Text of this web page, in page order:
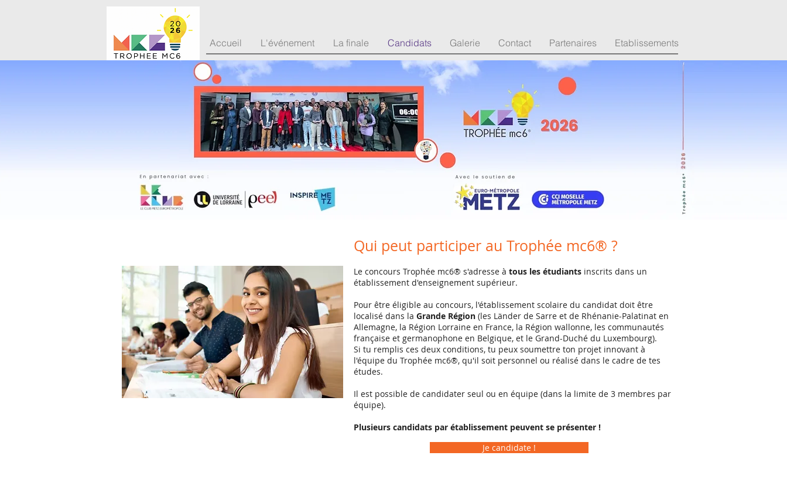
Accueil L'événement La finale Candidats Galerie Contact Partenaires Etablissements
CANDIDATS
Qui peut participer au Trophée mc6® ?
Le concours Trophée mc6® s'adresse à tous les étudiants inscrits dans un
établissement d'enseignement supérieur.
Pour être éligible au concours, l'établissement scolaire du candidat doit être
localisé dans la Grande Région (les Länder de Sarre et de Rhénanie-Palatinat en
Allemagne, la Région Lorraine en France, la Région wallonne, les communautés
française et germanophone en Belgique, et le Grand-Duché du Luxembourg).
Si tu remplis ces deux conditions, tu peux soumettre ton projet innovant à
l'équipe du Trophée mc6®, qu'il soit personnel ou réalisé dans le cadre de tes
études.
Il est possible de candidater seul ou en équipe (dans la limite de 3 membres par
équipe).
Plusieurs candidats par établissement peuvent se présenter !
Je candidate !